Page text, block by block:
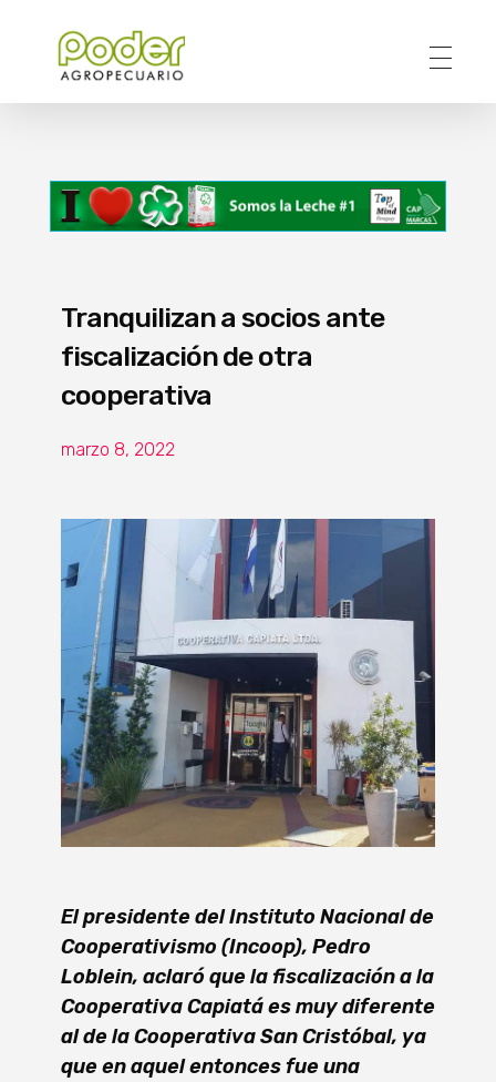
Tranquilizan a socios ante
fiscalización de otra
cooperativa
marzo 8, 2022
El presidente del Instituto Nacional de
Cooperativismo (Incoop), Pedro
Loblein, aclaró que la fiscalización a la
Cooperativa Capiatá es muy diferente
al de la Cooperativa San Cristóbal, ya
que en aquel entonces fue una